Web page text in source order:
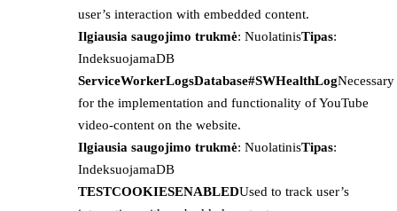
user’s interaction with embedded content.
Ilgiausia saugojimo trukmė: NuolatinisTipas:
IndeksuojamaDB
ServiceWorkerLogsDatabase#SWHealthLogNecessary
for the implementation and functionality of YouTube
video-content on the website.
Ilgiausia saugojimo trukmė: NuolatinisTipas:
IndeksuojamaDB
TESTCOOKIESENABLEDUsed to track user’s